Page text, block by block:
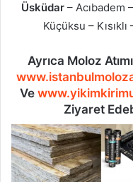
Üsküdar – Acıbadem
Küçüksu –
Ayrıca Moloz
Ve
Ziyaret